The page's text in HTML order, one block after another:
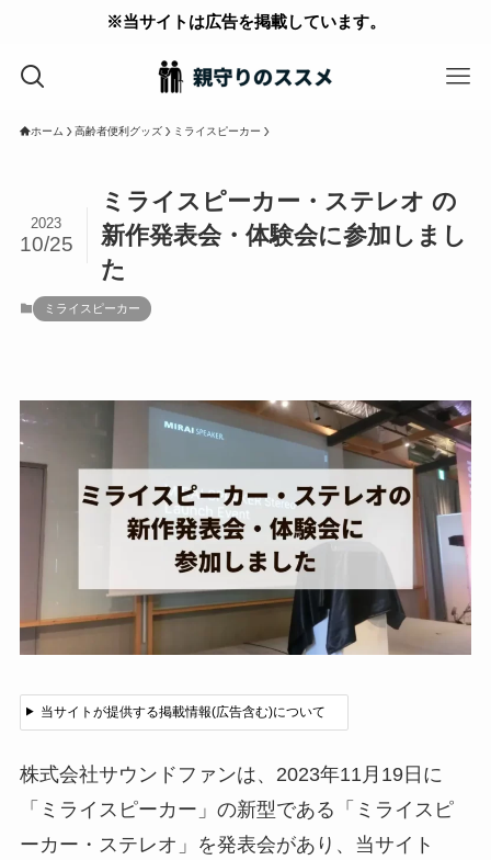
※当サイトは広告を掲載しています。
ホーム 高齢者便利グッズ ミライスピーカー
ミライスピーカー・ステレオ の
新作発表会・体験会に参加しまし
た
2023
10/25
ミライスピーカー
当サイトが提供する掲載情報(広告含む)について
株式会社サウンドファンは、2023年11月19日に
「ミライスピーカー」の新型である「ミライスピ
ーカー・ステレオ」を発表会があり、当サイト